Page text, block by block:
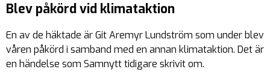
Blev påkörd vid klimataktion
En av de häktade är Git Aremyr Lundström som under blev
våren påkörd i samband med en annan klimataktion. Det är
en händelse som Samnytt tidigare skrivit om.